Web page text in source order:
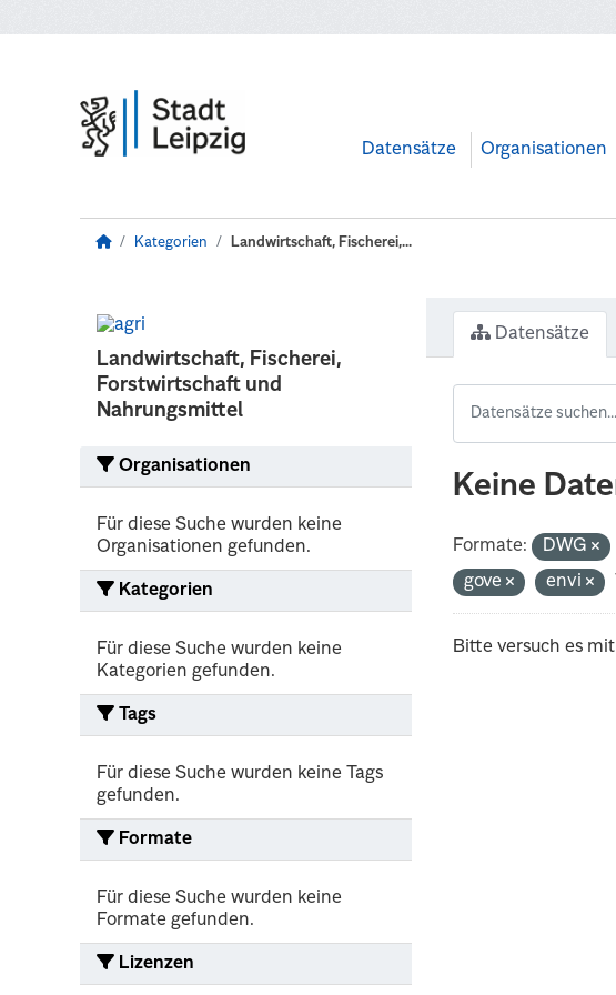
Datensätze Organisationen
Kategorien Landwirtschaft, Fischerei,...
Landwirtschaft, Fischerei,
Forstwirtschaft und
Nahrungsmittel
Organisationen
Für diese Suche wurden keine
Organisationen gefunden.
Kategorien
Für diese Suche wurden keine
Kategorien gefunden.
Tags
Für diese Suche wurden keine Tags
gefunden.
Formate
Für diese Suche wurden keine
Formate gefunden.
Lizenzen
Datensätze
Keine
Formate: DWG
gove
envi
Bitte versuch es